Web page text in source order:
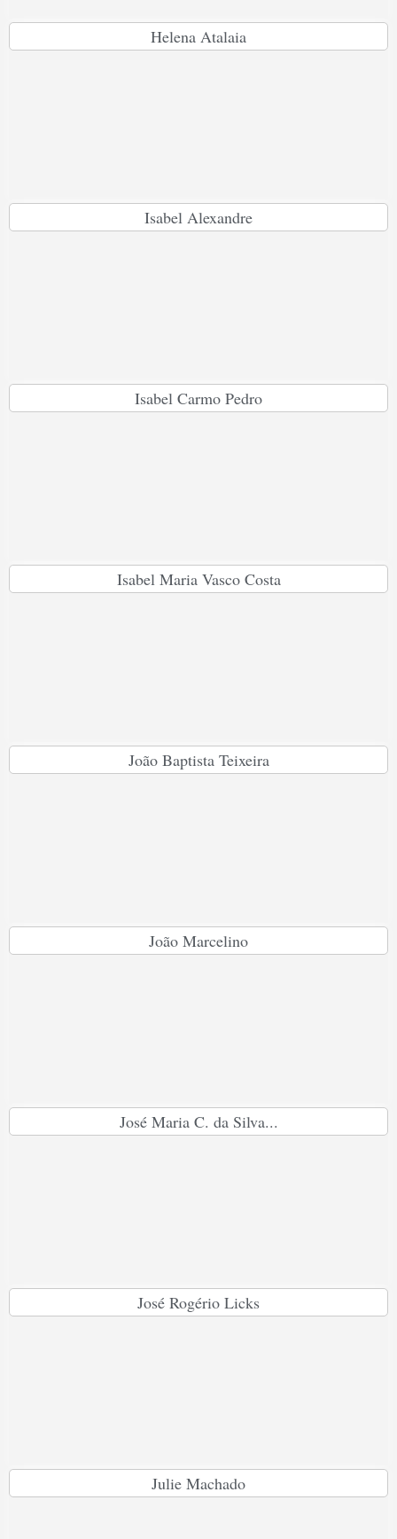
Helena Atalaia
Isabel Alexandre
Isabel Carmo Pedro
Isabel Maria Vasco Costa
João Baptista Teixeira
João Marcelino
José Maria C. da Silva...
José Rogério Licks
Julie Machado